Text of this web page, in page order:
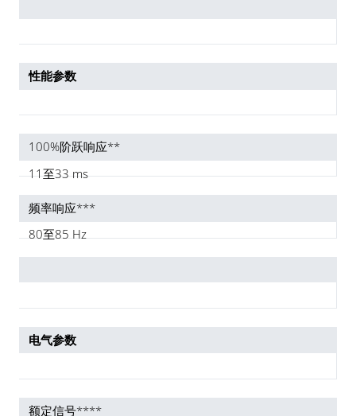
性能参数
100%阶跃响应**
11至33 ms
频率响应***
80至85 Hz
电气参数
额定信号****